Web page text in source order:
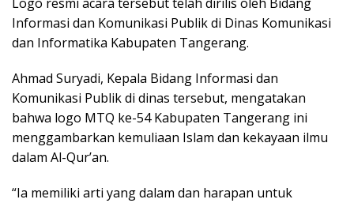
Informasi dan Komunikasi Publik di Dinas Komunikasi
dan Informatika Kabupaten Tangerang.
Ahmad Suryadi, Kepala Bidang Informasi dan
Komunikasi Publik di dinas tersebut, mengatakan
bahwa logo MTQ ke-54 Kabupaten Tangerang ini
menggambarkan kemuliaan Islam dan kekayaan ilmu
dalam Al-Qur’an.
“Ia memiliki arti yang dalam dan harapan untuk